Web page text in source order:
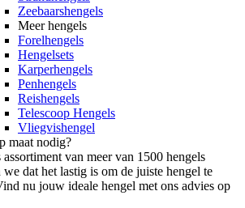
Zeebaarshengels
Meer hengels
Forelhengels
Hengelsets
Karperhengels
Penhengels
Reishengels
Telescoop Hengels
Vliegvishengel
maat nodig?
van meer van 1500 hengels
we dat het lastig is om de juiste hengel te
nu jouw ideale hengel met ons advies op